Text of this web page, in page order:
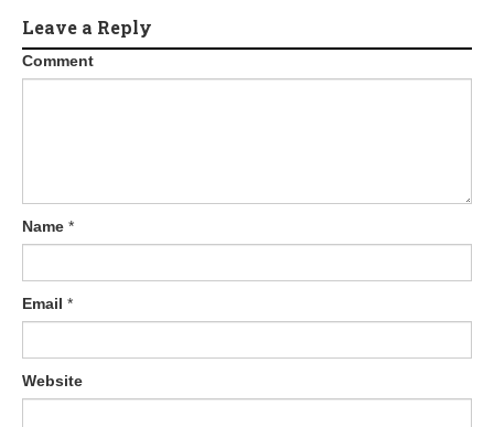
Leave a Reply
Comment
Name *
Email *
Website